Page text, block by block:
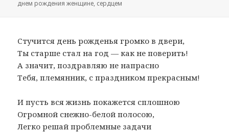
днем рождения женщине, сердцем
Стучится день рожденья громко в двери,
Ты старше стал на год — как не поверить!
А значит, поздравляю не напрасно
Тебя, племянник, с праздником прекрасным!
И пусть вся жизнь покажется сплошною
Огромной снежно-белой полосою,
Легко решай проблемные задачи